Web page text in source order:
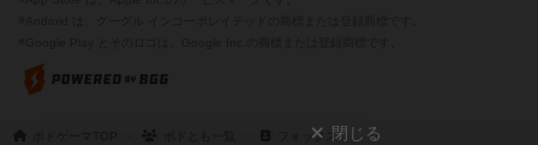
フォックス閉じる